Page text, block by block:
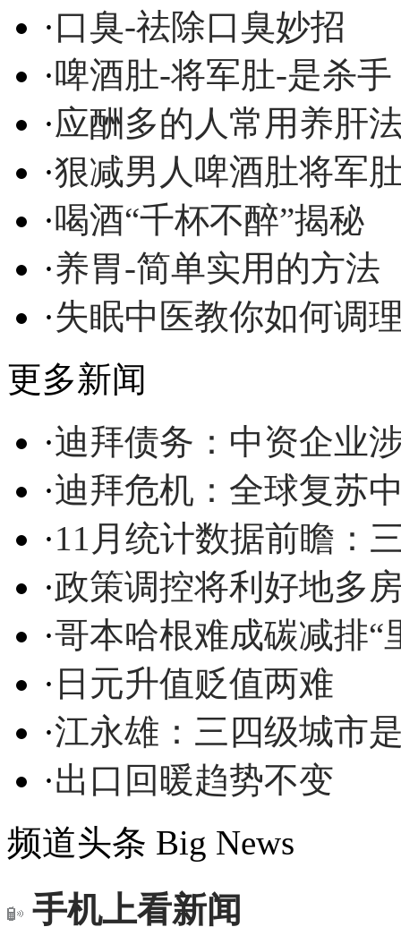
·口臭-祛除口臭妙招
·啤酒肚-将军肚-是杀手
·应酬多的人常用养肝
·狠减男人啤酒肚将军
·喝酒“千杯不醉”揭秘
·养胃-简单实用的方法
·失眠中医教你如何调
更多新闻
·迪拜债务：中资企业
·迪拜危机：全球复苏
·11月统计数据前瞻：
·政策调控将利好地多
·哥本哈根难成碳减排“
· 日元升值贬值两难
·江永雄：三四级城市
·出口回暖趋势不变
频道头条 Big News
手机上看新闻